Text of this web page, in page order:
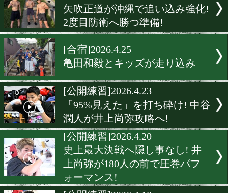
[公開練習]2026.5.29
矢吹正道! 開催危機にも動
[合宿情報]2026.5.29
ンプ入り! 世界戦線へ下半
化
[練習映像]2026.5.27
ライト級の新鋭、橋本舞孔
(DANGAN)に注目!
[合宿情報]2026.4.27